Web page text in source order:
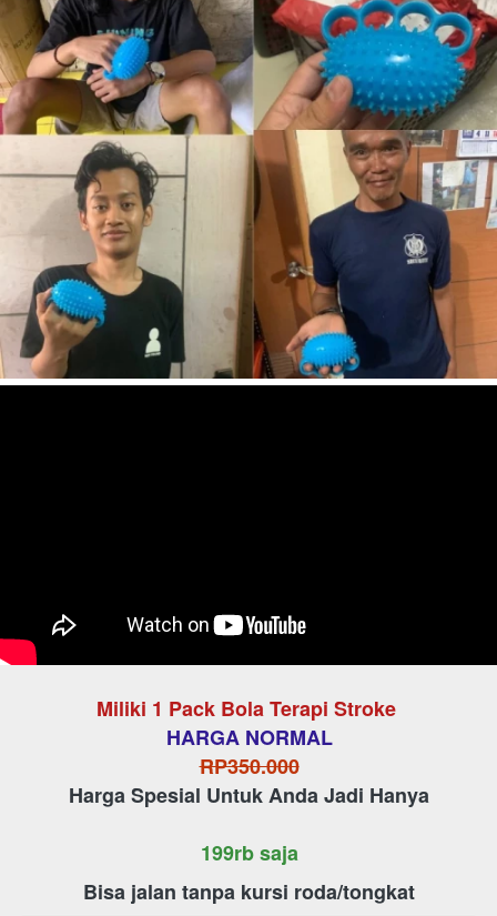
Miliki 1 Pack Bola Terapi Stroke
HARGA NORMAL
RP350.000
Harga Spesial Untuk Anda Jadi Hanya
199rb saja
Bisa jalan tanpa kursi roda/tongkat